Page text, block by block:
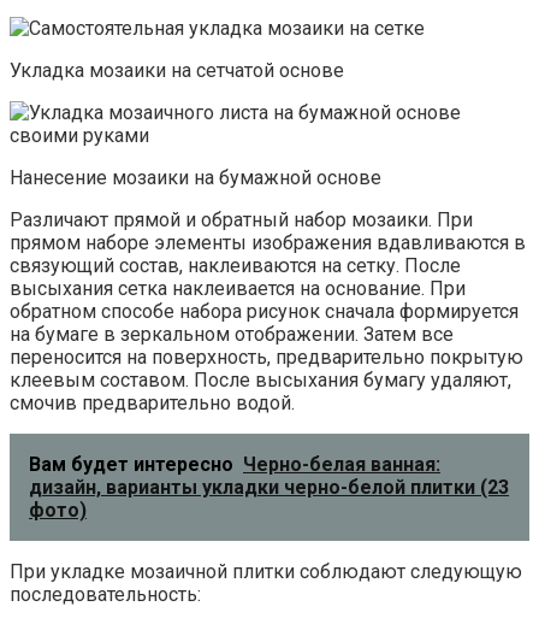
Укладка мозаики на сетчатой основе
Нанесение мозаики на бумажной основе
Различают прямой и обратный набор мозаики. При
прямом наборе элементы изображения вдавливаются в
связующий состав, наклеиваются на сетку. После
высыхания сетка наклеивается на основание. При
обратном способе набора рисунок сначала формируется
на бумаге в зеркальном отображении. Затем все
переносится на поверхность, предварительно покрытую
клеевым составом. После высыхания бумагу удаляют,
смочив предварительно водой.
Вам будет интересно Черно-белая ванная:
дизайн, варианты укладки черно-белой плитки (23
фото)
При укладке мозаичной плитки соблюдают следующую
последовательность: